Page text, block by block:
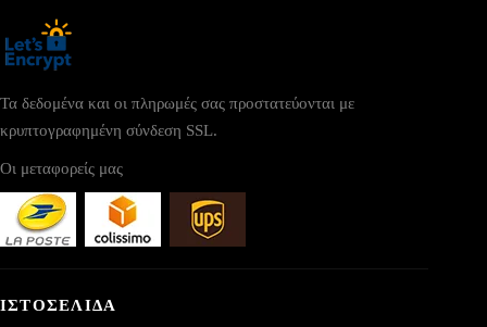
Τα δεδομένα και οι πληρωμές σας προστατεύονται με
κρυπτογραφημένη σύνδεση SSL.
Οι μεταφορείς μας
ΙΣΤΟΣΕΛΙΔΑ